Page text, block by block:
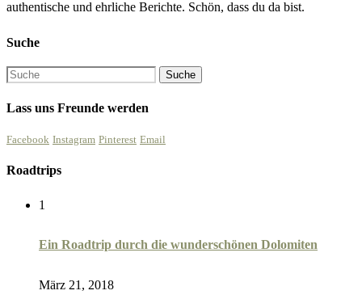
authentische und ehrliche Berichte. Schön, dass du da bist.
Suche
Lass uns Freunde werden
Facebook Instagram Pinterest Email
Roadtrips
1
Ein Roadtrip durch die wunderschönen Dolomiten
März 21, 2018